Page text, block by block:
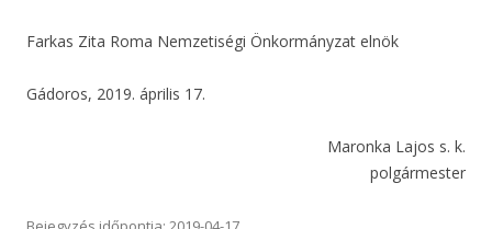
Farkas Zita Roma Nemzetiségi Önkormányzat elnök
Gádoros, 2019. április 17.
Maronka Lajos s. k.
polgármester